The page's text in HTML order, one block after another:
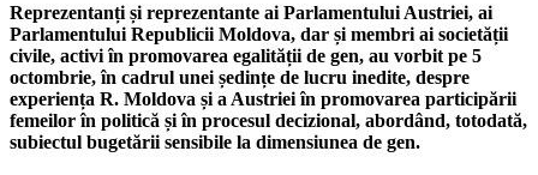
Reprezentanți și reprezentante ai Parlamentului Austriei, ai
Parlamentului Republicii Moldova, dar și membri ai societății
civile, activi în promovarea egalității de gen, au vorbit pe 5
octombrie, în cadrul unei ședințe de lucru inedite, despre
experiența R. Moldova și a Austriei în promovarea participării
femeilor în politică și în procesul decizional, abordând, totoda­tă,
subiectul bugetării sensibile la dimensiunea de gen.